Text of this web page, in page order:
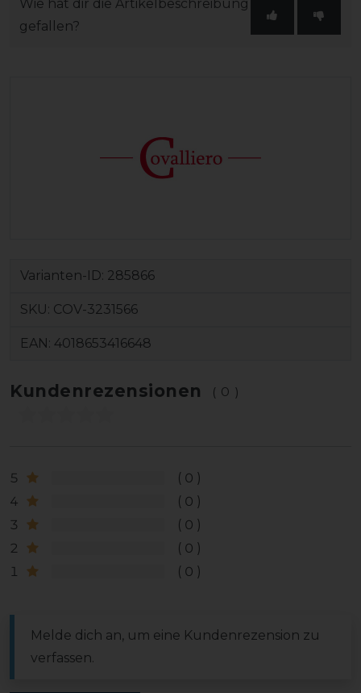
Wie hat dir die Artikelbeschreibung
gefallen?
Varianten-ID: 285866
SKU: COV-3231566
EAN: 4018653416648
Kundenrezensionen (0)
5
0
4
0
3
0
2
0
1
0
Melde dich an, um eine Kundenrezension zu
verfassen.